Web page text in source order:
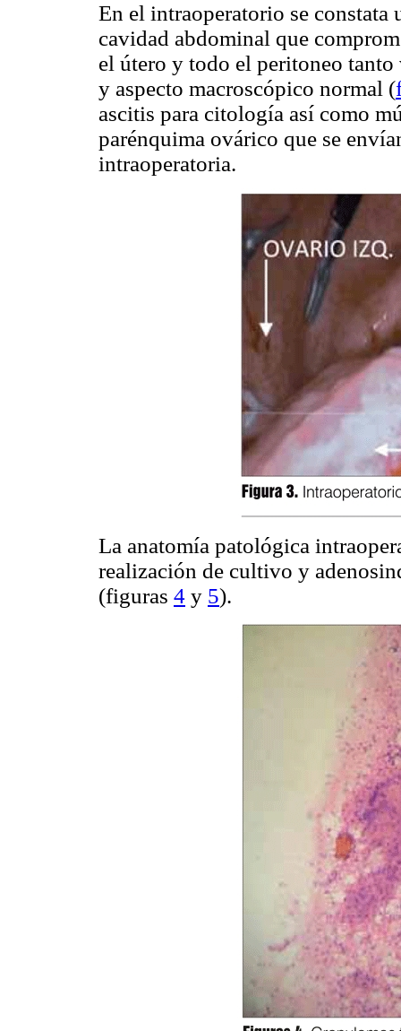
En el intraoperatorio se constata
cavidad abdominal que
el útero y todo el peritoneo
y aspecto macroscópico normal (
ascitis para citología así como
parénquima ovárico que se
intraoperatoria.
La anatomía patológica
realización de cultivo y
(figuras 4 y 5).